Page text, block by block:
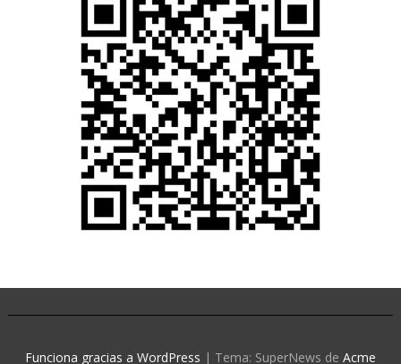
Funciona gracias a WordPress | Tema: SuperNews de Acme